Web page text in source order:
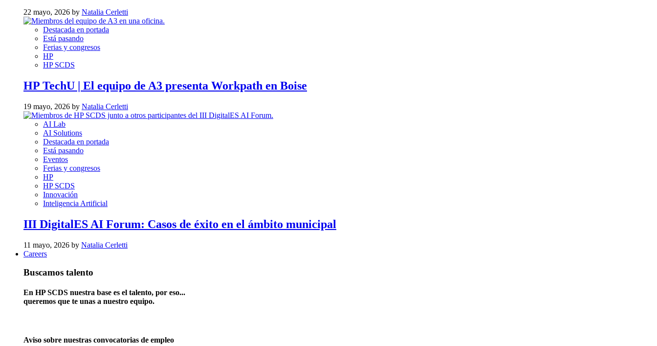
22 mayo, 2026 by Natalia Cerletti
Destacada en portada
Está pasando
Ferias y congresos
HP
HP SCDS
HP TechU | El equipo de A3 presenta Workpath en Boise
19 mayo, 2026 by Natalia Cerletti
AI Lab
AI Solutions
Destacada en portada
Está pasando
Eventos
Ferias y congresos
HP
HP SCDS
Innovación
Inteligencia Artificial
III DigitalES AI Forum: Casos de éxito en el ámbito municipal
11 mayo, 2026 by Natalia Cerletti
Careers
Buscamos talento
En HP SCDS nuestra base es el talento, por eso...
queremos que te unas a nuestro equipo.
Aviso sobre nuestras convocatorias de empleo